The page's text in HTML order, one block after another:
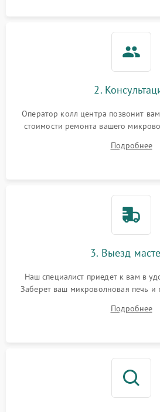
1000 ₽
2.
Оператор колл центра позвонит
стоимости ремонта вашего
Подробнее
3. Выезд
Наш специалист приедет к вам в
Заберет ваш микроволновая печь и
Подробнее